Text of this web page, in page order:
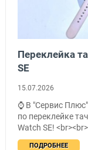
Переклейка
SE
15.07.2026
⌚ В "Сервис
по переклейке
Watch SE!
ПОДРОБНЕЕ